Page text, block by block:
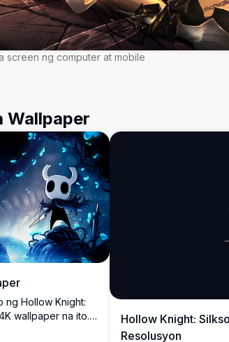
screen ng computer at mobile
Wallpaper
ng Hollow Knight:
wallpaper na ito.
Hollow Knight:
Resolusyon